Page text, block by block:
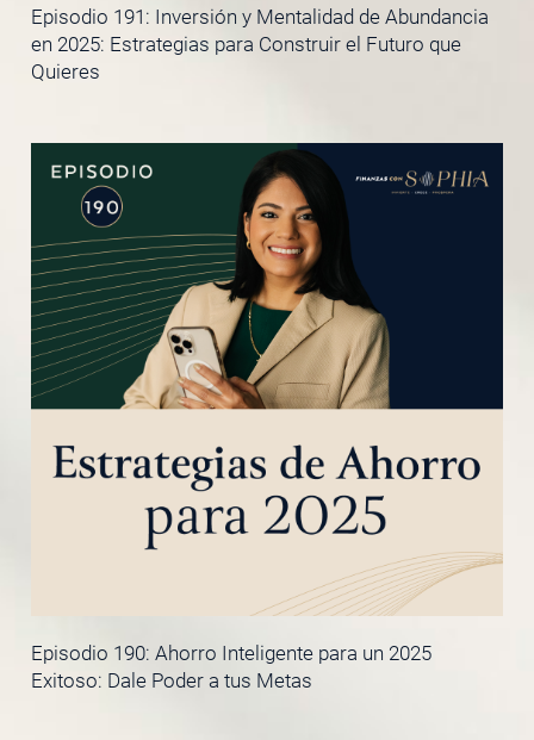
Episodio 191: Inversión y Mentalidad de Abundancia
en 2025: Estrategias para Construir el Futuro que
Quieres
Episodio 190: Ahorro Inteligente para un 2025
Exitoso: Dale Poder a tus Metas